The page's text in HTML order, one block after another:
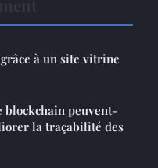
à un site vitrine
blockchain peuvent-
la traçabilité des